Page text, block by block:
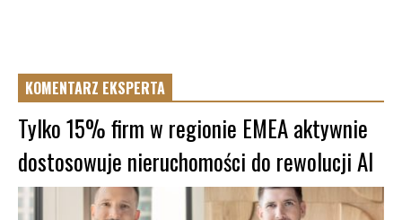
KOMENTARZ EKSPERTA
Tylko 15% firm w regionie EMEA aktywnie
dostosowuje nieruchomości do rewolucji AI